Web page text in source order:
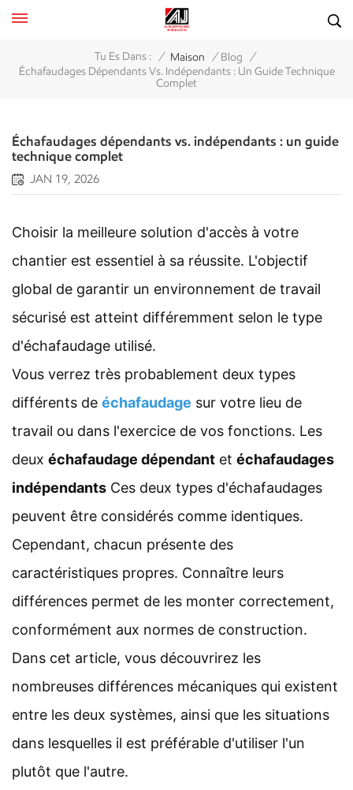
Tu Es Dans : / Maison / Blog /
Échafaudages Dépendants Vs. Indépendants : Un Guide Technique
Complet
Échafaudages dépendants vs. indépendants : un guide
technique complet
JAN 19, 2026
Choisir la meilleure solution d'accès à votre
chantier est essentiel à sa réussite. L'objectif
global de garantir un environnement de travail
sécurisé est atteint différemment selon le type
d'échafaudage utilisé.
Vous verrez très probablement deux types
différents de échafaudage sur votre lieu de
travail ou dans l'exercice de vos fonctions. Les
deux échafaudage dépendant et échafaudages
indépendants Ces deux types d'échafaudages
peuvent être considérés comme identiques.
Cependant, chacun présente des
caractéristiques propres. Connaître leurs
différences permet de les monter correctement,
conformément aux normes de construction.
Dans cet article, vous découvrirez les
nombreuses différences mécaniques qui existent
entre les deux systèmes, ainsi que les situations
dans lesquelles il est préférable d'utiliser l'un
plutôt que l'autre.